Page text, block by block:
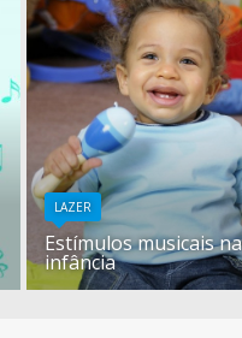
LAZER
Estímulos musicais na
infância